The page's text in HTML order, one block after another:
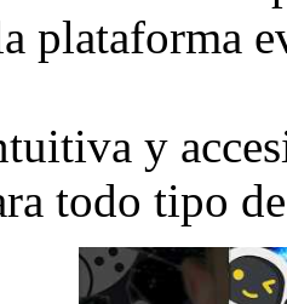
plataforma
y
todo tipo